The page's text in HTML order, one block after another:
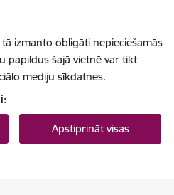
izmanto obligāti nepieciešamās
papildus šajā vietnē var tikt
mediju sīkdatnes.
Apstiprināt visas